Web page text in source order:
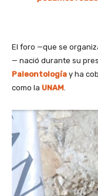
El foro —que se
— nació durante su
Paleontología y ha
como la UNAM.